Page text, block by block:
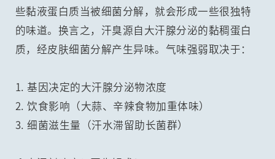
些黏液蛋白质当被细菌分解，就会形成一些很独特
的味道。换言之，汗臭源自大汗腺分泌的黏稠蛋白
质，经皮肤细菌分解产生异味。气味强弱取决于：
1. 基因决定的大汗腺分泌物浓度
2. 饮食影响（大蒜、辛辣食物加重体味）
3. 细菌滋生量（汗水滞留助长菌群）